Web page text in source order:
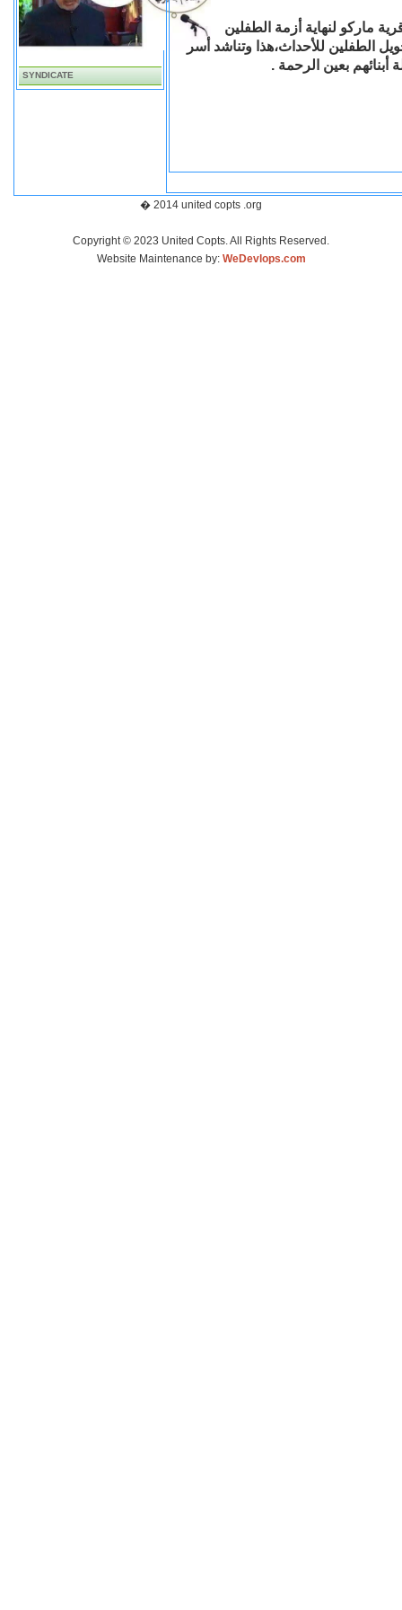
SYNDICATE
ماركو لنهاية أزمة الطفلين
الطفلين للأحداث،هذا وتناشد أسر
أبنائهم بعين الرحمة .
� 2014 united copts .org
Copyright © 2023 United Copts. All Rights Reserved.
Website Maintenance by: WeDevlops.com